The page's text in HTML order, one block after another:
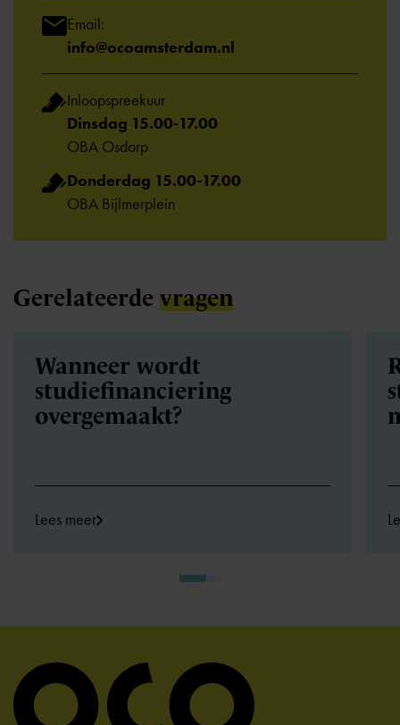
Email:
info@ocoamsterdam.nl
Inloopspreekuur
Dinsdag 15.00-17.00
OBA Osdorp
Donderdag 15.00-17.00
OBA Bijlmerplein
Gerelateerde vragen
Wanneer wordt
studiefinanciering
overgemaakt?
Lees meer